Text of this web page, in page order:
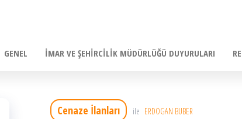
GENEL İMAR VE ŞEHIRCILIK MÜDÜRLÜĞÜ DUYURULARI
Cenaze İlanları ile ERDOGAN BUBER